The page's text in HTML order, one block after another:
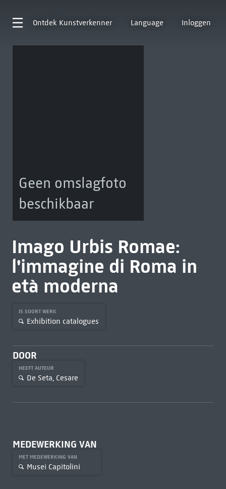
Ontdek Kunstverkenner Language Inloggen
Geen omslagfoto
beschikbaar
Imago Urbis Romae:
l'immagine di Roma in
età moderna
IS SOORT WERK
Exhibition catalogues
DOOR
HEEFT AUTEUR
De Seta, Cesare
MEDEWERKING VAN
MET MEDEWERKING VAN
Musei Capitolini